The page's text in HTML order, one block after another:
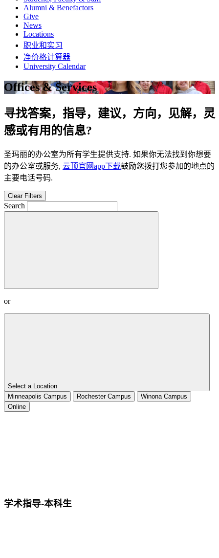
Alumni & Benefactors
Give
News
Locations
职业和实习
净价格计算器
University Calendar
Offices & Services
寻找答案，指导，建议，方向，见解，灵
感或有用的信息?
圣玛丽的办公室为所有学生提供支持. 如果你无法找到你想要
的办公室或服务, 云顶官网app下载鼓励您拨打您参加的地点的
主要电话号码.
Clear Filters
Search
or
Select a Location
Minneapolis Campus
Rochester Campus
Winona Campus
Online
学术指导-本科生